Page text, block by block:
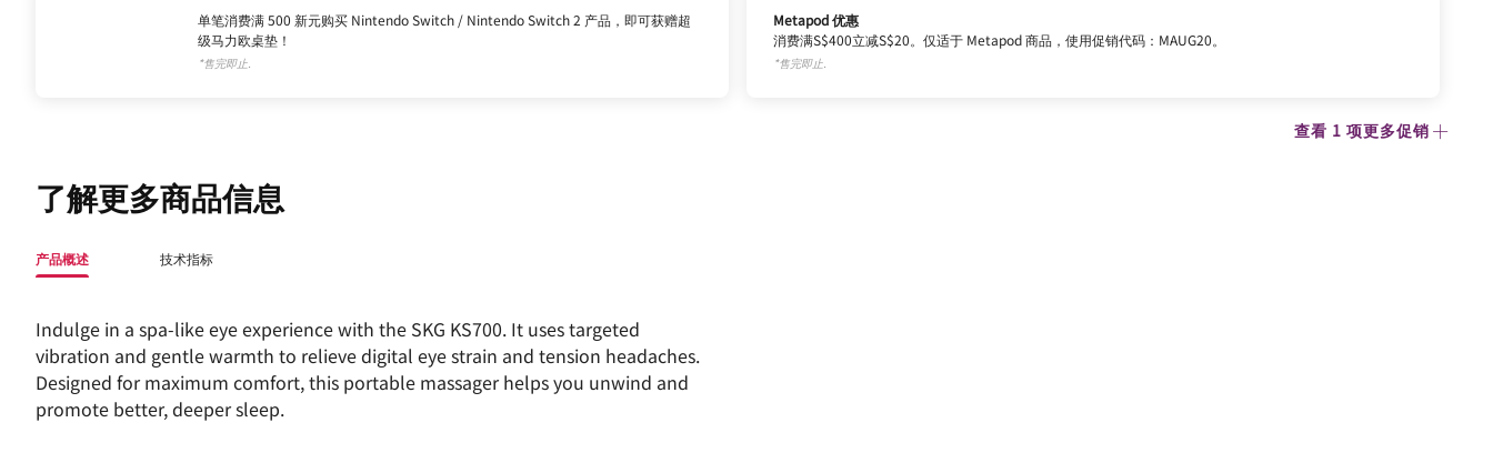
单笔消费满 500 新元购买 Nintendo Switch / Nintendo Switch 2 产品，即可获赠超
级马力欧桌垫！
*售完即止.
Metapod 优惠
消费满S$400立减S$20。仅适于 Metapod 商品，使用促销代码：MAUG20。
*售完即止.
查看 1 项更多促销
了解更多商品信息
产品概述 技术指标
Indulge in a spa-like eye experience with the SKG KS700. It uses targeted
vibration and gentle warmth to relieve digital eye strain and tension headaches.
Designed for maximum comfort, this portable massager helps you unwind and
promote better, deeper sleep.